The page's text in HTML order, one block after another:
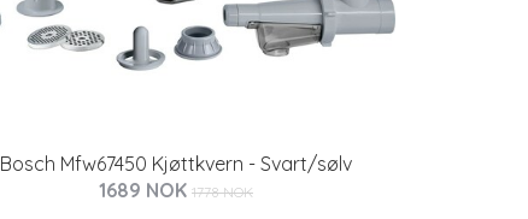
Bosch Mfw67450 Kjøttkvern - Svart/sølv
1689 NOK 1778 NOK